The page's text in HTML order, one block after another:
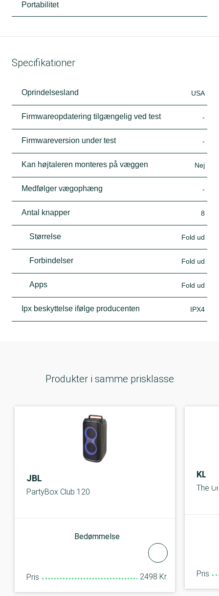
Portabilitet
Specifikationer
Oprindelsesland USA
Firmwareopdatering tilgængelig ved test -
Firmwareversion under test -
Kan højtaleren monteres på væggen Nej
Medfølger vægophæng -
Antal knapper 8
Størrelse Fold ud
Forbindelser Fold ud
Apps Fold ud
Ipx beskyttelse ifølge producenten IPX4
Produkter i samme prisklasse
JBL
PartyBox Club 120
Bedømmelse
Pris 2498 Kr.
The
Pris